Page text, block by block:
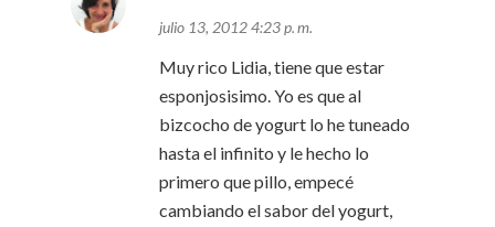
julio 13, 2012 4:23 p. m.
Muy rico Lidia, tiene que estar
esponjosisimo. Yo es que al
bizcocho de yogurt lo he tuneado
hasta el infinito y le hecho lo
primero que pillo, empecé
cambiando el sabor del yogurt,